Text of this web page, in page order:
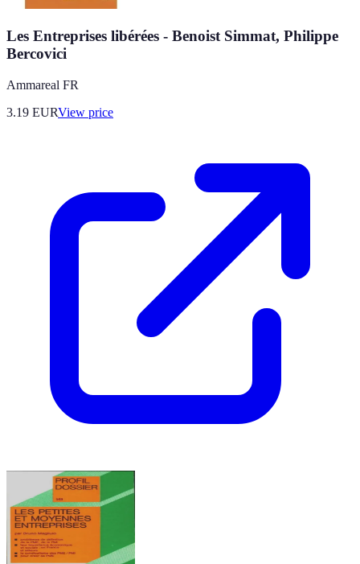
Les Entreprises libérées - Benoist Simmat, Philippe
Bercovici
Ammareal FR
3.19 EURView price